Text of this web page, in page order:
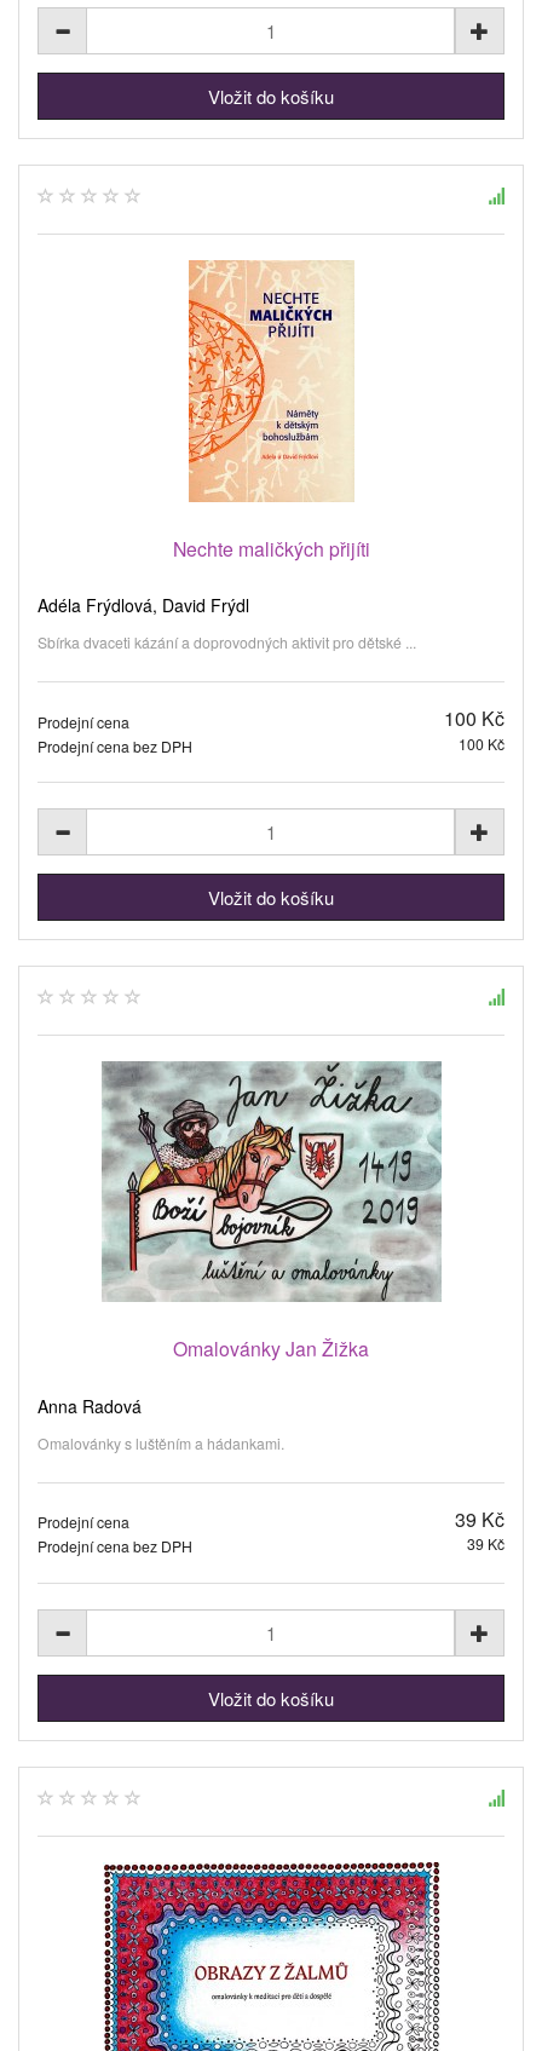
Nechte maličkých přijíti
Adéla Frýdlová, David Frýdl
Sbírka dvaceti kázání a doprovodných aktivit pro dětské ...
Prodejní cena 100 Kč
Prodejní cena bez DPH 100 Kč
Omalovánky Jan Žižka
Anna Radová
Omalovánky s luštěním a hádankami.
Prodejní cena 39 Kč
Prodejní cena bez DPH 39 Kč